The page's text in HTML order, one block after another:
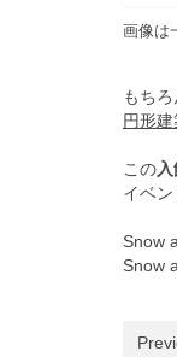
画像は
もち
円形
この
イベ
Snow
Snow